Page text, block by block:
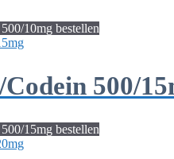
10mg bestellen
500/
15mg bestellen